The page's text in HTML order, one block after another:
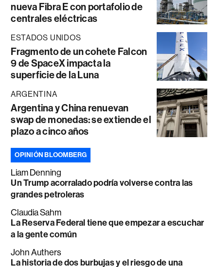
nueva Fibra E con portafolio de
centrales eléctricas
ESTADOS UNIDOS
Fragmento de un cohete Falcon
9 de SpaceX impacta la
superficie de la Luna
ARGENTINA
Argentina y China renuevan
swap de monedas: se extiende el
plazo a cinco años
OPINIÓN BLOOMBERG
Liam Denning
Un Trump acorralado podría volverse contra las
grandes petroleras
Claudia Sahm
La Reserva Federal tiene que empezar a escuchar
a la gente común
John Authers
La historia de dos burbujas y el riesgo de una